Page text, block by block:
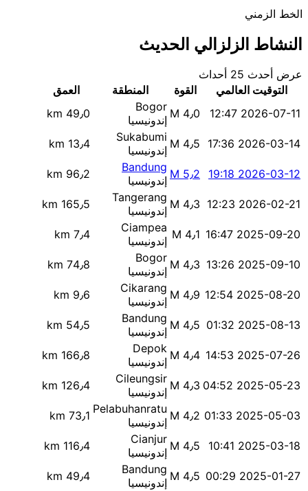
الخط الزمني
النشاط الزلزالي الحديث
عرض أحدث 25 أحداث
التوقيت العالمي
القوة المنطقة
العمق
2026-07-11 12:47
M 4٫0 Bogor
إندونيسيا
49٫0 km
2026-03-14 17:36 M 4٫5 Sukabumi
إندونيسيا
13٫4 km
2026-03-12 19:18 M 5٫2 Bandung
إندونيسيا
96٫2 km
2026-02-21 12:23 M 4٫3 Tangerang
إندونيسيا
165٫5 km
2025-09-20 16:47 M 4٫1 Ciampea
إندونيسيا
7٫4 km
2025-09-10 13:26 M 4٫3 Bogor
إندونيسيا
74٫8 km
2025-08-20 12:54 M 4٫9 Cikarang
إندونيسيا
9٫6 km
2025-08-13 01:32 M 4٫5 Bandung
إندونيسيا
54٫5 km
2025-07-26 14:53 M 4٫4 Depok
إندونيسيا
166٫8 km
2025-05-23 04:52 M 4٫3 Cileungsir
إندونيسيا
126٫4 km
2025-05-03 01:33 M 4٫2 Pelabuhanratu
إندونيسيا
73٫1 km
2025-03-18 10:41 M 4٫5 Cianjur
إندونيسيا
116٫4 km
2025-01-27 00:29 M 4٫5 Bandung
إندونيسيا
49٫4 km